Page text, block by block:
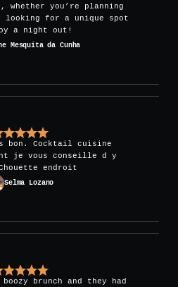
whether you’re planning
looking for a unique spot
a night out!
Mesquita da Cunha
bon. Cocktail cuisine
je vous conseille d y
endroit
Selma Lozano
brunch and they had